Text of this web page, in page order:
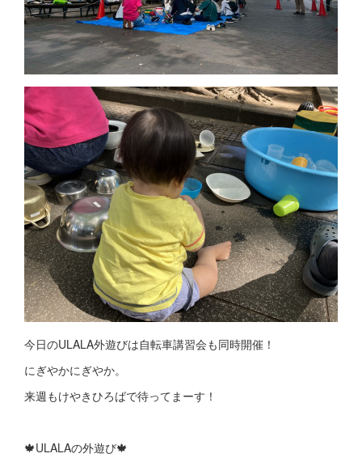
今日のULALA外遊びは自転車講習会も同時開催！
にぎやかにぎやか。
来週もけやきひろばで待ってまーす！
🍁ULALAの外遊び🍁